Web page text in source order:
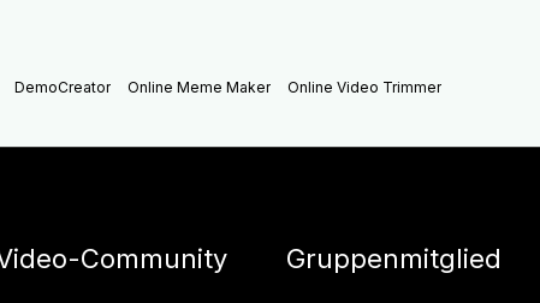
DemoCreator Online Meme Maker Online Video Trimmer
Community Gruppenmitglied